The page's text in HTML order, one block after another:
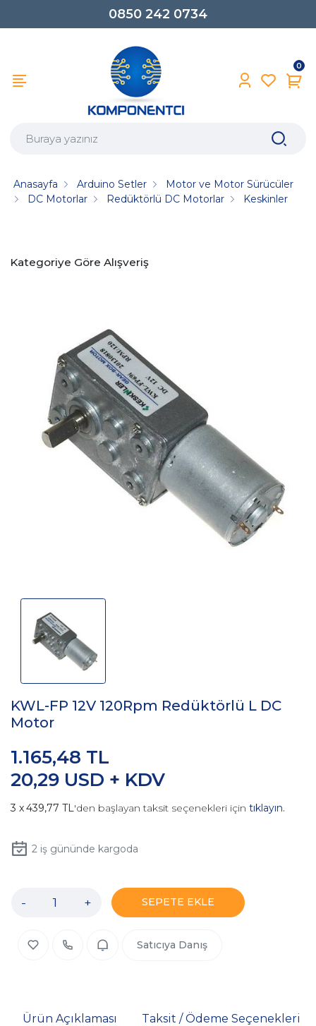
0850 242 0734
0
Anasayfa Arduino Setler
Motor ve Motor Sürücüler
DC Motorlar
Redüktörlü DC Motorlar Keskinler
Kategoriye Göre Alışveriş
KWL-FP 12V 120Rpm Redüktörlü L DC
Motor
20,29 USD + KDV
1.165,48 TL
439,77 TL'den başlayan taksit seçenekleri için tıklayın.
2iş gününde kargoda
- + SEPETE EKLE
Satıcıya Danış
Ürün Açıklaması Taksit / Ödeme Seçenekleri